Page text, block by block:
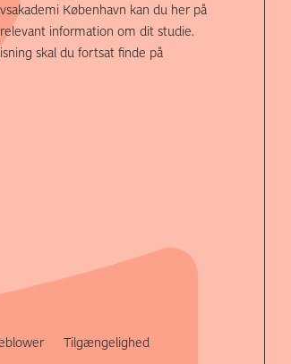
København kan du her på
information om dit studie.
skal du fortsat finde på
Tilgængelighed